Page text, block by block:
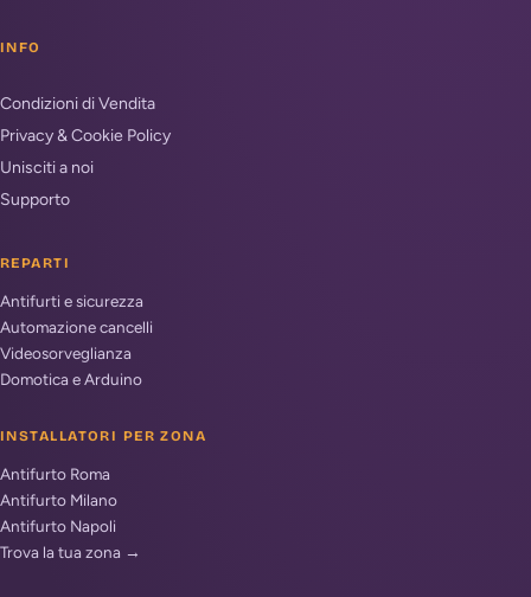
INFO
Condizioni di Vendita
Privacy & Cookie Policy
Unisciti a noi
Supporto
REPARTI
Antifurti e sicurezza
Automazione cancelli
Videosorveglianza
Domotica e Arduino
INSTALLATORI PER ZONA
Antifurto Roma
Antifurto Milano
Antifurto Napoli
Trova la tua zona →